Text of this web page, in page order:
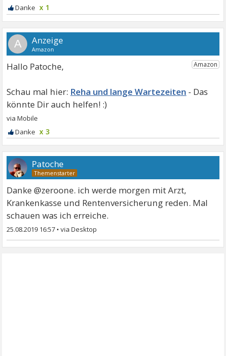
x 1
A
Hallo Patoche,
Reha und lange Wartezeiten
x 3
Patoche
Danke @zeroone. ich werde morgen mit Arzt,
Krankenkasse und Rentenversicherung reden. Mal
schauen was ich erreiche.
25.08.2019 16:57 •